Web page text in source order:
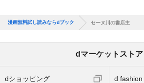
漫画無料試し読みならdブック セーヌ川の書店主
dマーケットストア
dショッピング d fashion